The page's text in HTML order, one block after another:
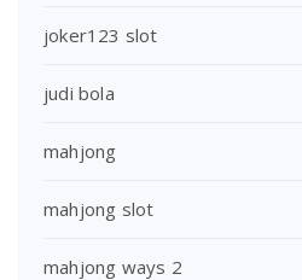
joker123 slot
judi bola
mahjong
mahjong slot
mahjong ways 2